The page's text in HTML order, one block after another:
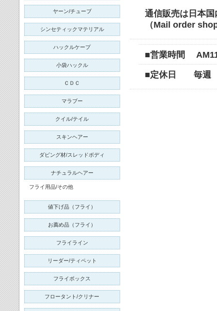
通信販売は日本
（Mail order
■営業時間
■定休日 毎週
ヤーン/チューブ
シンセティックマテリアル
ハックルケープ
小袋ハックル
ＣＤＣ
マラブー
クイル/テイル
スキンヘアー
ダビング材/スレッドボディ
ナチュラルヘアー
フライ用品/その他
値下げ品（フライ）
お薦め品（フライ）
フライライン
リーダー/ティペット
フライボックス
フロータント/クリナー